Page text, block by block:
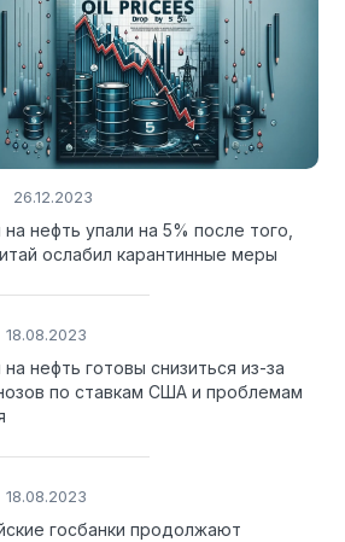
26.12.2023
нефть упали на 5% после того,
ослабил карантинные меры
18.08.2023
нефть готовы снизиться из-за
по ставкам США и проблемам
18.08.2023
госбанки продолжают